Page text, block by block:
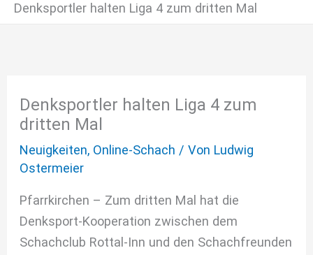
Denksportler halten Liga 4 zum dritten Mal
Denksportler halten Liga 4 zum
dritten Mal
Neuigkeiten, Online-Schach / Von Ludwig
Ostermeier
Pfarrkirchen – Zum dritten Mal hat die
Denksport-Kooperation zwischen dem
Schachclub Rottal-Inn und den Schachfreunden